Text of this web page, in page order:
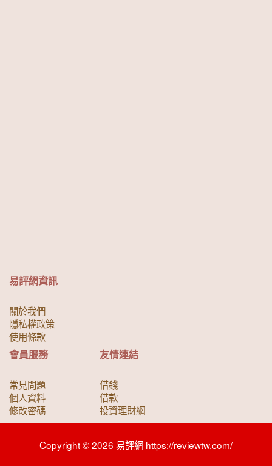
易評網資訊
關於我們
隱私權政策
使用條款
會員服務
常見問題
個人資料
修改密碼
友情連結
借錢
借款
投資理財網
Copyright © 2026 易評網 https://reviewtw.com/